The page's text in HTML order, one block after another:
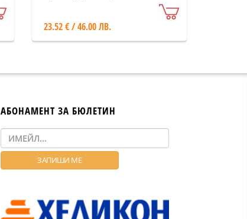
23.52 € / 46.00 ЛВ.
АБОНАМЕНТ ЗА БЮЛЕТИН